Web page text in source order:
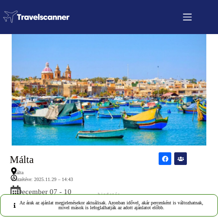
Málta
Málta
Közzétéve: 2025.11.29 – 14:43
December 07 - 10
hirdetés
Az árak az ajánlat megjelenésekor aktuálisak. Azonban idővel, akár percenként is változhatnak,
mivel mások is lefoglalhatják az adott ajánlatot előbb.